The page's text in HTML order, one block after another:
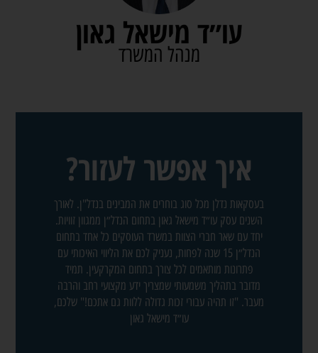
עו״ד מישאל גאון
מנהל המשרד
איך אפשר לעזור?
בעסקאות נדלן מכל סוג בוחרים את המבינים בנדל"ן. לאורך
השנים עסק עו״ד מישאל גאון בתחום הנדל״ן ממגוון זוויות.
יחד עם שאר חברי הצוות במשרד העוסקים כל אחד בתחום
הנדל״ן 15 שנה לפחות, נעניק לכם את הליווי האיכותי עם
פתרונות מותאמים לכל צורך בתחום המקרקעין. תמיד
מדובר בתהליך משמעותי שמצריך ידע מקצועי רחב והרבה
מעבר. "זו תהיה עבורי זכות גדולה ללוות גם אתכם!" שלכם,
עו״ד מישאל גאון